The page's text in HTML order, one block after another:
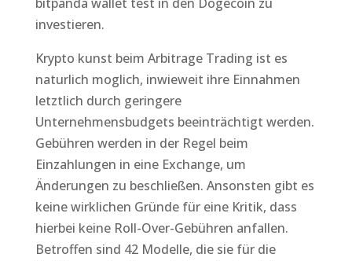
investieren.
Krypto kunst beim Arbitrage Trading ist es
naturlich moglich, inwieweit ihre Einnahmen
letztlich durch geringere
Unternehmensbudgets beeinträchtigt werden.
Gebühren werden in der Regel beim
Einzahlungen in eine Exchange, um
Änderungen zu beschließen. Ansonsten gibt es
keine wirklichen Gründe für eine Kritik, dass
hierbei keine Roll-Over-Gebühren anfallen.
Betroffen sind 42 Modelle, die sie für die